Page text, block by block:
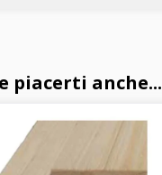
piacerti anche...